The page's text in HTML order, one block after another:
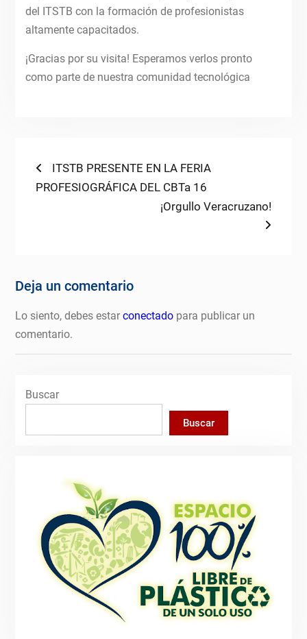
del ITSTB con la formación de profesionistas
altamente capacitados.
¡Gracias por su visita! Esperamos verlos pronto
como parte de nuestra comunidad tecnológica
Navegación
de
Previous
post:
ITSTB PRESENTE EN LA FERIA
PROFESIOGRÁFICA DEL CBTa 16
Next
¡Orgullo Veracruzano!
Deja un comentario
Lo siento, debes estarconectadopara publicar un
comentario.
Buscar
Buscar